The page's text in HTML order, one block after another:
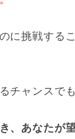
に挑戦する
チャンスで
、あなたが